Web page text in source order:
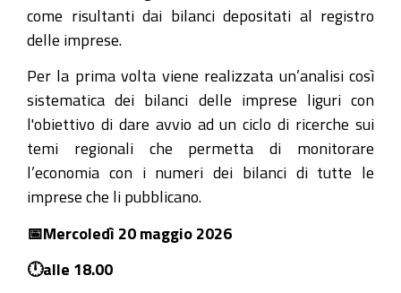
società
capitale
liguri
05-
20T20:00:00+02:00
come risultanti dai bilanci depositati al registro
delle imprese.
Per la prima volta viene realizzata un’analisi così
sistematica dei bilanci delle imprese liguri con
l'obiettivo di dare avvio ad un ciclo di ricerche sui
temi regionali che permetta di monitorare
l’economia con i numeri dei bilanci di tutte le
imprese che li pubblicano.
📅Mercoledì 20 maggio 2026
🕛alle 18.00